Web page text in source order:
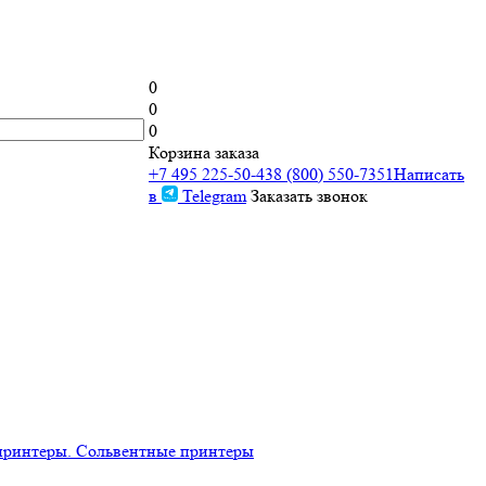
0
0
0
Корзина заказа
+7 495 225-50-438 (800) 550-7351Написать
в
Telegram Заказать звонок
Сольвентные принтеры